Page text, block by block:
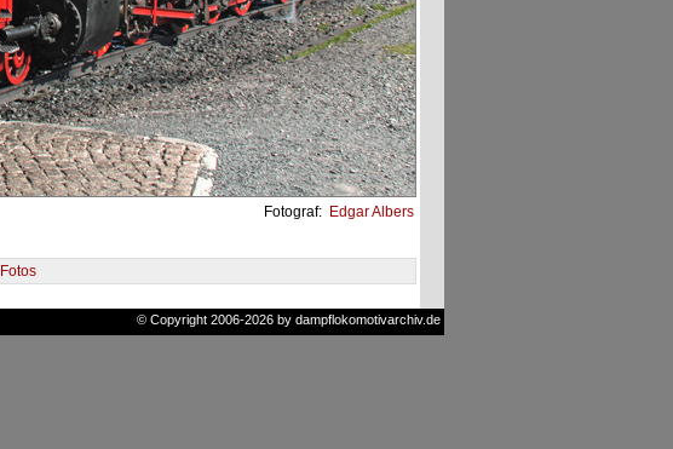
Fotograf: Edgar Albers
© Copyright 2006-2026 by dampflokomotivarchiv.de